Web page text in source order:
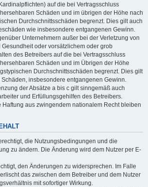
auf die bei Vertragsschluss
Schäden und im übrigen der Höhe nach
Durchschnittsschäden begrenzt. Dies gilt auch
wie insbesondere entgangenen Gewinn.
Unternehmern außer bei der Verletzung von
Gesundheit oder vorsätzlichem oder grob
des Betreibers auf die bei Vertragsschluss
Schäden und im Übrigen der Höhe
Durchschnittsschäden begrenzt. Dies gilt
insbesondere entgangenen Gewinn.
der Absätze a bis c gilt sinngemäß auch
und Erfüllungsgehilfen des Betreibers.
Haftung aus zwingendem nationalem Recht bleiben
die Nutzungsbedingungen und die
zu ändern. Die Änderung wird dem Nutzer per E-
den Änderungen zu widersprechen. Im Falle
das zwischen dem Betreiber und dem Nutzer
mit sofortiger Wirkung.